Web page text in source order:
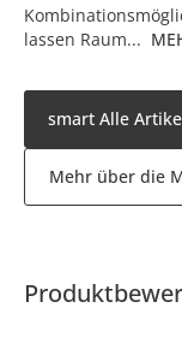
lassen Raum...
smart Alle
Mehr über die